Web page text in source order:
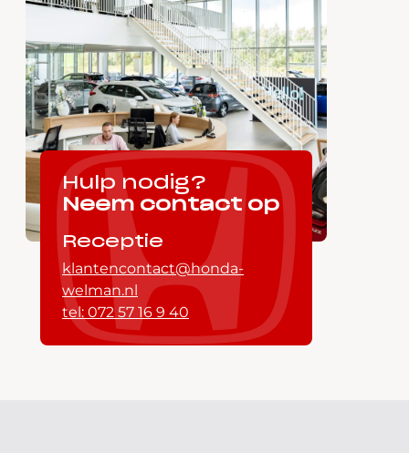
Hulp nodig?
Neem contact op
Receptie
klantencontact@honda-
welman.nl
tel: 072 57 16 9 40